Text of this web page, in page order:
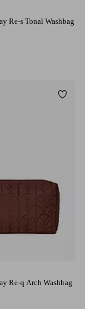
Re-s Tonal Washbag
Re-q Arch Washbag